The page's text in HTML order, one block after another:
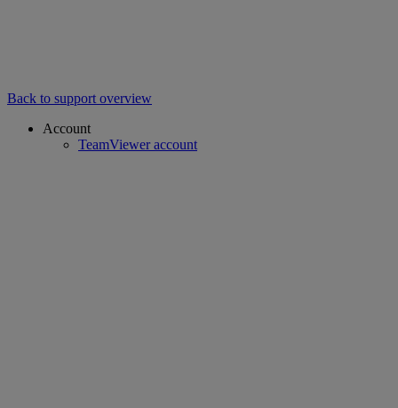
Back to support overview
Account
TeamViewer account